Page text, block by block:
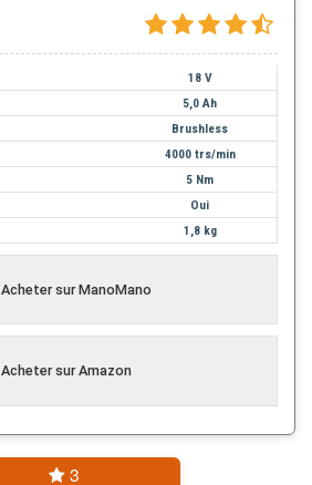
18 V
5,0 Ah
Brushless
4000 trs/min
5 Nm
Oui
1,8 kg
Acheter sur ManoMano
Acheter sur Amazon
3